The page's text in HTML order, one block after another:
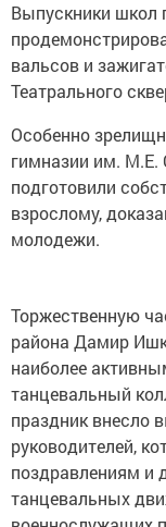
Выпускники школ
вальсов и
Театрального
Особенно
гимназии им. М.Е.
подготовили
взрослому,
молодежи.
Торжественную
района Дамир
наиболее
танцевальный
праздник внесло
руководителей,
поздравлениям и
танцевальных